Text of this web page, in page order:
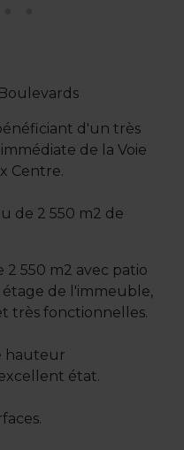
d'un très
de la Voie
Centre.
de 2 550 m2 de
550 m2 avec patio
de l'immeuble,
très fonctionnelles.
hauteur
état.